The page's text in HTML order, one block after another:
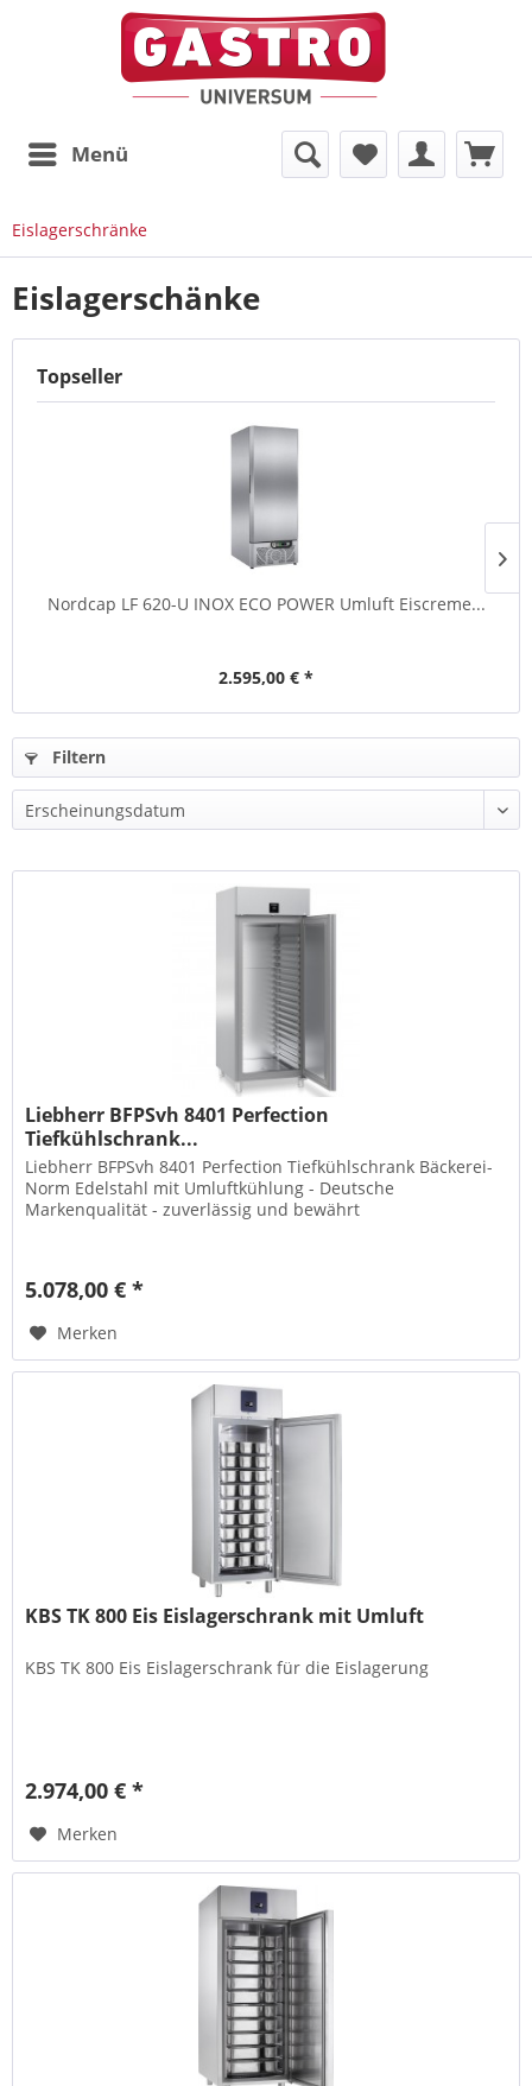
Menü
Eislagerschränke
Eislagerschänke
Topseller
Nordcap LF 620-U INOX ECO POWER Umluft Eiscreme...
2.595,00 € *
Filtern
Liebherr BFPSvh 8401 Perfection
Tiefkühlschrank...
Liebherr BFPSvh 8401 Perfection Tiefkühlschrank Bäckerei-
Norm Edelstahl mit Umluftkühlung - Deutsche
Markenqualität - zuverlässig und bewährt
5.078,00 € *
Merken
KBS TK 800 Eis Eislagerschrank mit Umluft
KBS TK 800 Eis Eislagerschrank für die Eislagerung
2.974,00 € *
Merken